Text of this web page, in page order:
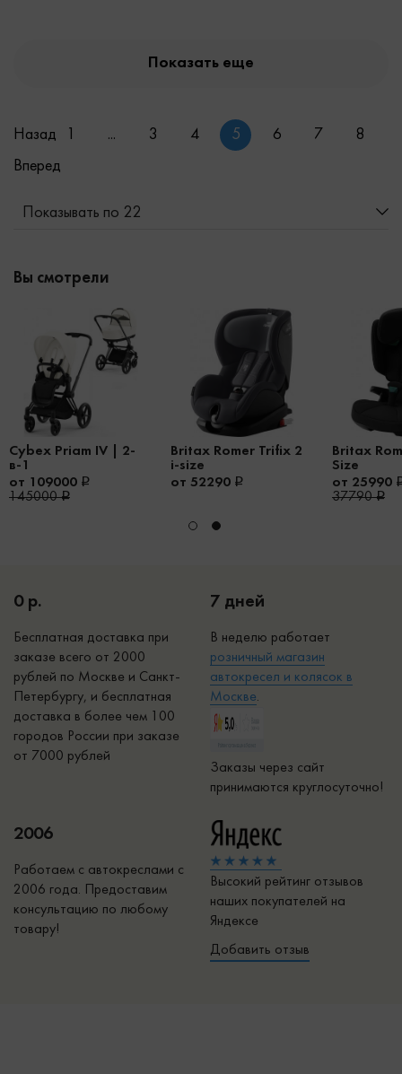
Показать еще
Назад ... 3 4 5 6 7 8
Вперед
Показывать по 22
Вы смотрели
Cybex Priam IV | 2-
в-1
от 109000
145000
Britax Romer Trifix 2
i-size
от 52290
Britax
Size
от 25990
37790
0 р.
Бесплатная доставка при
заказе всего от 2000
рублей по Москве и Санкт-
Петербургу, и бесплатная
доставка в более чем 100
городов России при заказе
от 7000 рублей
7 дней
В неделю работает
розничный магазин
автокресел и колясок в
Москве.
Заказы через сайт
принимаются круглосуточно!
2006
Работаем с автокреслами с
2006 года. Предоставим
консультацию по любому
товару!
Высокий рейтинг отзывов
наших покупателей на
Яндексе
Добавить отзыв